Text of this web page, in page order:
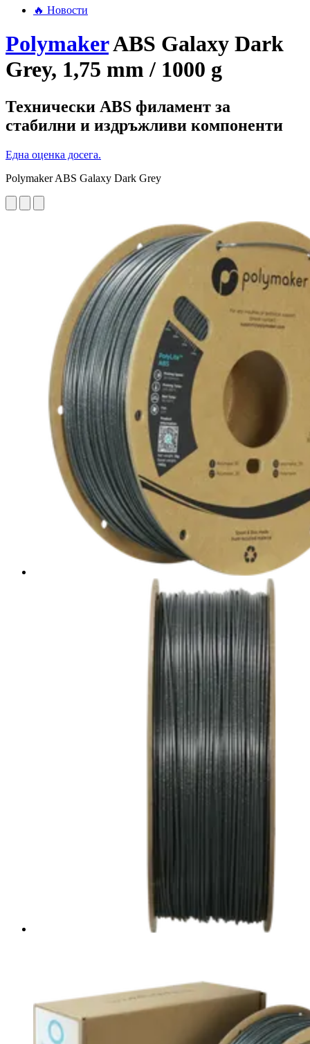
🔥 Новости
PolymakerABS Galaxy Dark
Grey, 1,75 mm / 1000 g
Технически ABS филамент за
стабилни и издръжливи компоненти
Една оценка досега.
Polymaker ABS Galaxy Dark Grey